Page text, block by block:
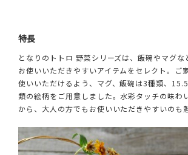
特長
となりのトトロ 野菜シリーズは、飯碗やマグな
お使いいただきやすいアイテムをセレクト。ご
使いいただけるよう、マグ、飯碗は3種類、
類の絵柄をご用意しました。水彩タッチの味わ
から、大人の方でもお使いいただきやすいのも